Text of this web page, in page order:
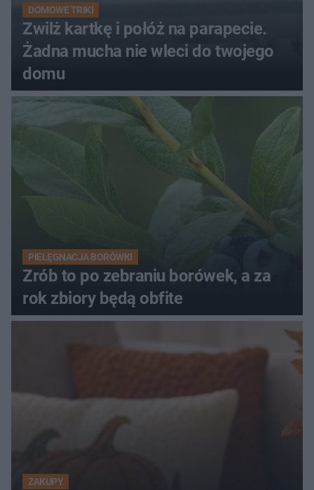
DOMOWE TRIKI
Zwilż kartkę i połóż na parapecie.
Żadna mucha nie wleci do twojego
domu
PIELĘGNACJA BORÓWKI
Zrób to po zebraniu borówek, a za
rok zbiory będą obfite
ZAKUPY